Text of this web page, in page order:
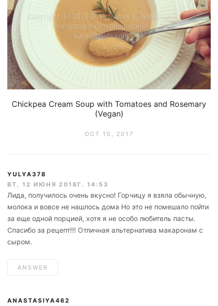
Chickpea Cream Soup with Tomatoes and Rosemary
(Vegan)
OCT 10, 2017
YULYA378
ВТ, 12 ИЮНЯ 2018Г. 14:53
Лида, получилось очень вкусно! Горчицу я взяла обычную,
молока и вовсе не нашлось дома Но это не помешало пойти
за еще одной порцией, хотя я не особо любитель пасты.
Спасибо за рецепт!!! Отличная альтернатива макаронам с
сыром.
ANSWER
ANASTASIYA462